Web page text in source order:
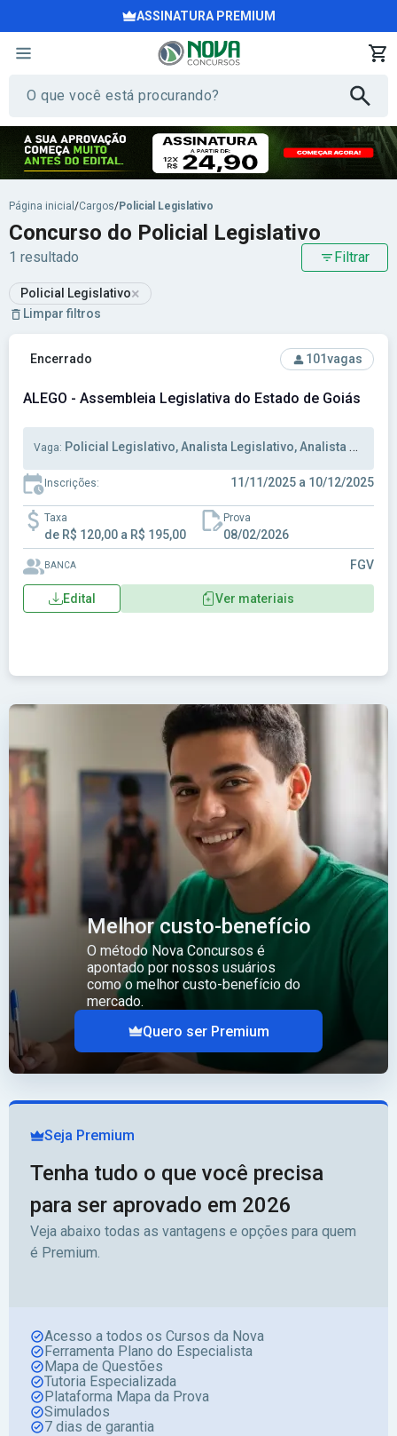
ASSINATURA PREMIUM
Página inicial /Cargos/Policial Legislativo
Concurso do Policial Legislativo
1 resultado Filtrar
Policial Legislativo×
Limpar filtros
Ver concurso: ALEGO - Assembleia Legislativa do Estado
Encerrado 101vagas
ALEGO - Assembleia Legislativa do Estado de Goiás
Vaga: Policial Legislativo, Analista Legislativo, Analista Administrativo
Inscrições: 11/11/2025 a 10/12/2025
Taxa
de R$ 120,00 a R$ 195,00
Prova
08/02/2026
BANCA FGV
Edital Ver materiais
Melhor custo-benefício
O método Nova Concursos é
apontado por nossos usuários
como o melhor custo-benefício do
mercado.
Quero ser Premium
Seja Premium
Tenha tudo o que você precisa
para ser aprovado em 2026
Veja abaixo todas as vantagens e opções para quem
é Premium.
Acesso a todos os Cursos da Nova
Ferramenta Plano do Especialista
Mapa de Questões
Tutoria Especializada
Plataforma Mapa da Prova
Simulados
7 dias de garantia